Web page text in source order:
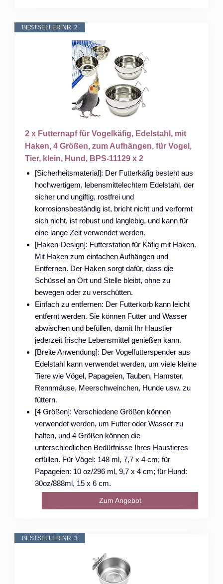
BESTSELLER NR. 2
2 x Futternapf für Vogelkäfig, Edelstahl, mit
Haken, 4 Größen, zum Aufhängen, für Vogel,
Tier, klein, Hund, BPS-11129 x 2
[Sicherheitsmaterial]: Der Futterkäfig besteht aus
hochwertigem, lebensmittelechtem Edelstahl, der
sicher und ungiftig, rostfrei und
korrosionsbeständig ist, bricht nicht und verformt
sich nicht, ist robust und langlebig, und kann für
eine lange Zeit verwendet werden.
[Haken-Design]: Futterstation für Käfig mit Haken.
Mit Haken zum einfachen Aufhängen und
Entfernen. Der Haken sorgt dafür, dass die
Schüssel an Ort und Stelle bleibt, ohne zu
bewegen oder zu verschütten.
Einfach zu entfernen: Der Futterkorb kann leicht
entfernt werden. Sie können Futter und Wasser
abwischen und befüllen, damit Ihr Haustier
jederzeit frische Lebensmittel genießen kann.
[Breite Anwendung]: Der Vogelfutterspender aus
Edelstahl kann verwendet werden, um viele kleine
Tiere wie Vögel, Papageien, Tauben, Hamster,
Rennmäuse, Meerschweinchen, Hunde usw. zu
füttern.
[4 Größen]: Verschiedene Größen können
verwendet werden, um Futter oder Wasser zu
halten, und 4 Größen können die
unterschiedlichen Bedürfnisse Ihres Haustieres
erfüllen. Für Vögel: 148 ml, 7,7 x 4 cm; für
Papageien: 10 oz/296 ml, 9,7 x 4 cm; für Hund:
30oz/888ml, 15 x 6 cm.
Zum Angebot
BESTSELLER NR. 3